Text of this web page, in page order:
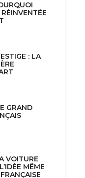
: LA
GRAND
VOITURE
MÊME